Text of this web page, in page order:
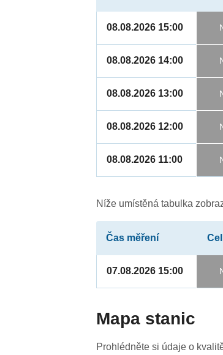
08.08.2026 15:00
08.08.2026 14:00
08.08.2026 13:00
08.08.2026 12:00
08.08.2026 11:00
Níže umístěná tabulka
Čas měření
07.08.2026 15:00
Mapa stanic
Prohlédněte si údaje o